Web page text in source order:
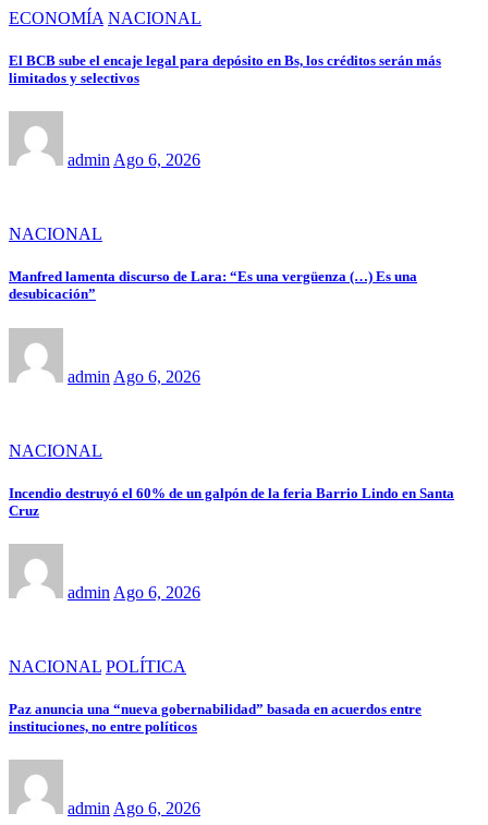
ECONOMÍA NACIONAL
El BCB sube el encaje legal para depósito en Bs, los créditos serán más
limitados y selectivos
admin Ago 6, 2026
NACIONAL
Manfred lamenta discurso de Lara: “Es una vergüenza (…) Es una
desubicación”
admin Ago 6, 2026
NACIONAL
Incendio destruyó el 60% de un galpón de la feria Barrio Lindo en Santa
Cruz
admin Ago 6, 2026
NACIONAL POLÍTICA
Paz anuncia una “nueva gobernabilidad” basada en acuerdos entre
instituciones, no entre políticos
admin Ago 6, 2026